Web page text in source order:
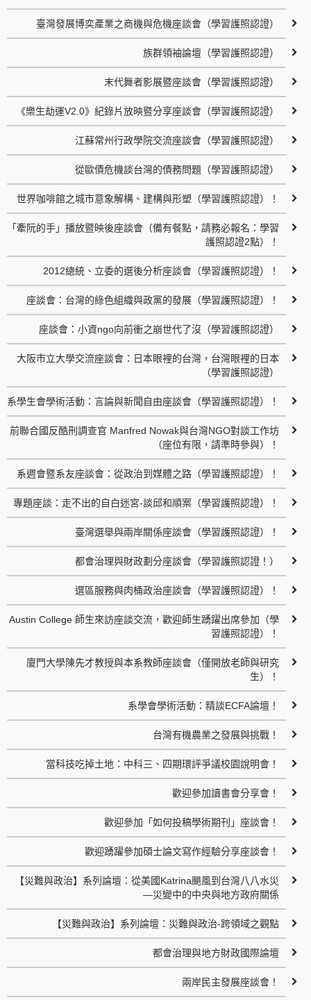
臺灣發展博奕產業之商機與危機座談會（學習護照認證）
族群領袖論壇（學習護照認證）
末代舞者影展暨座談會（學習護照認證）
《樂生劫運V2.0》紀錄片放映暨分享座談會（學習護照認證）
江蘇常州行政學院交流座談會（學習護照認證）
從歐債危機談台灣的債務問題（學習護照認證）
世界咖啡館之城市意象解構、建構與形塑（學習護照認證）！
「牽阮的手」播放暨映後座談會（備有餐點，請務必報名：學習
護照認證2點）！
2012總統、立委的選後分析座談會（學習護照認證）！
座談會：台灣的綠色組織與政黨的發展（學習護照認證）！
座談會：小資ngo向前衝之崩世代了沒（學習護照認證）
大阪市立大學交流座談會：日本眼裡的台灣，台灣眼裡的日本
（學習護照認證）
系學生會學術活動：言論與新聞自由座談會（學習護照認證）！
前聯合國反酷刑調查官 Manfred Nowak與台灣NGO對談工作坊
（座位有限，請準時參與）！
系週會暨系友座談會：從政治到媒體之路（學習護照認證）！
專題座談：走不出的自白迷宮-談邱和順案（學習護照認證）！
臺灣選舉與兩岸關係座談會（學習護照認證）！
都會治理與財政劃分座談會（學習護照認證！）
選區服務與肉桶政治座談會（學習護照認證）！
Austin College 師生來訪座談交流，歡迎師生踴躍出席參加（學
習護照認證）！
廈門大學陳先才教授與本系教師座談會（僅開放老師與研究
生）！
系學會學術活動：精談ECFA論壇！
台灣有機農業之發展與挑戰！
當科技吃掉土地：中科三、四期環評爭議校園說明會！
歡迎參加讀書會分享會！
歡迎參加「如何投稿學術期刊」座談會！
歡迎踴躍參加碩士論文寫作經驗分享座談會！
【災難與政治】系列論壇：從美國Katrina颶風到台灣八八水災
—災變中的中央與地方政府關係
【災難與政治】系列論壇：災難與政治-跨領域之觀點
都會治理與地方財政國際論壇
兩岸民主發展座談會！